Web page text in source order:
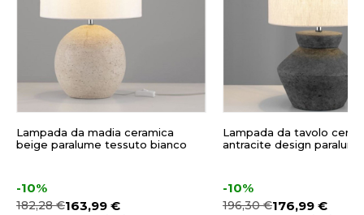
Lampada da madia ceramica
beige paralume tessuto bianco
-10%
182,28 €163,99 €
Lampada da tavolo
antracite design
-10%
196,30 €176,99 €